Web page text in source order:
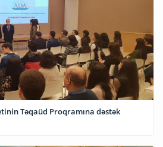
Təqaüd Proqramına dəstək